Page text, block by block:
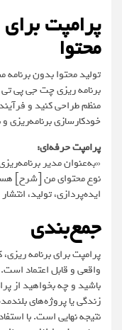
پرامپت
محتوا
تولید محتوا بدون
برنامه ریزی چت جی پی
منظم طراحی کنید و
خودکارسازی برنامه‌ریزی و
پرامپت حرفه‌ای:
«به‌عنوان مدیر
نوع محتوای من [شرح]
ایده‌پردازی، تولید،
جمع‌بندی
پرامپت برای برنامه
واقعی و قابل اعتماد
باشید و چه بخواهید از
زندگی یا پروژه‌های
نتیجه نهایی است. با